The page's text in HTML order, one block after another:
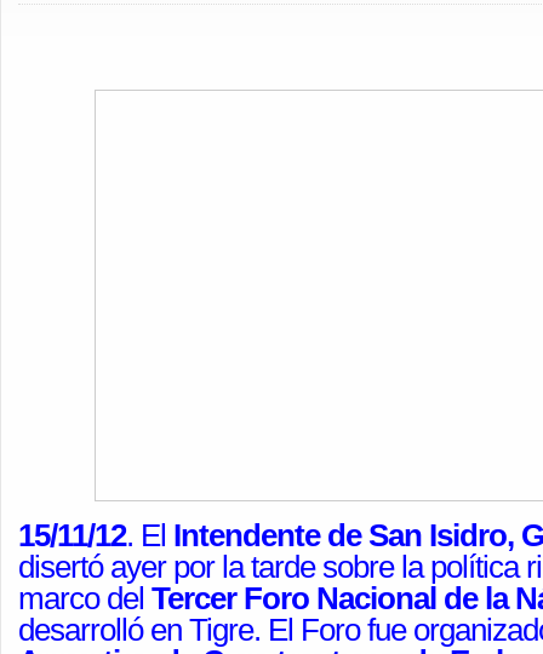
15/11/12. El Intendente de San Isidro,
disertó ayer por la tarde sobre la política
marco del Tercer Foro Nacional de la
desarrolló en Tigre. El Foro fue